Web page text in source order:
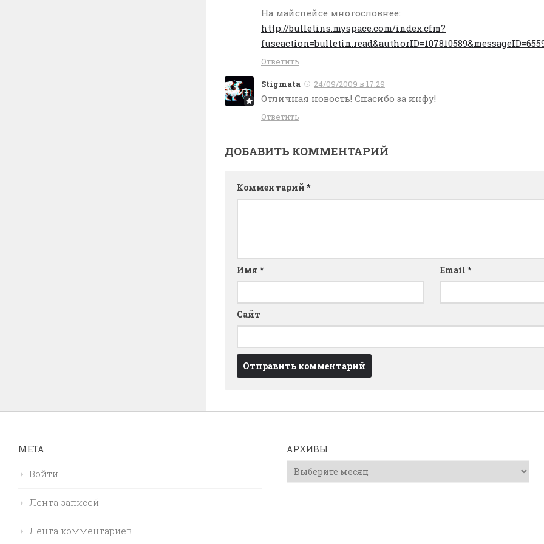
На майспейсе многословнее:
http://bulletins.myspace.com/index.cfm?
Ответить
Stigmata 24/09/2009 в 17:29
Отличная новость! Спасибо за инфу!
Ответить
ДОБАВИТЬ КОММЕНТАРИЙ
Комментарий *
Имя * Email *
Сайт
МЕТА
Войти
Лента записей
Лента комментариев
АРХИВЫ
Архивы